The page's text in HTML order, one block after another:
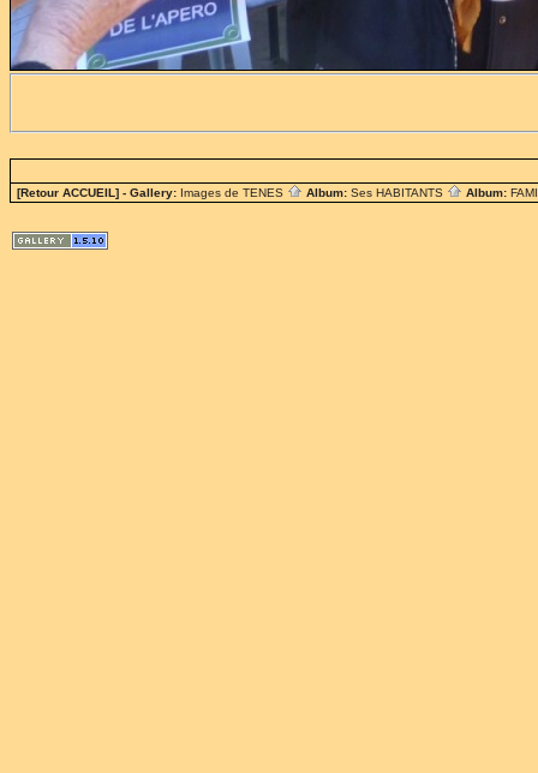
[Retour ACCUEIL] - Gallery: Images de TENES Album: Ses HABITANTS Album: